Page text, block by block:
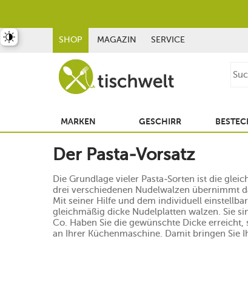
SHOP MAGAZIN SERVICE
MARKEN GESCHIRR
Der Pasta-Vorsatz
Die Grundlage vieler Pasta-Sorten ist die
drei verschiedenen Nudelwalzen übernimmt
Mit seiner Hilfe und dem individuell
gleichmäßig dicke Nudelplatten walzen. Sie
Co. Haben Sie die gewünschte Dicke
an Ihrer Küchenmaschine. Damit bringen Sie
umschalten